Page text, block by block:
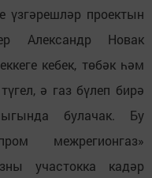
үзгәрешләр проектын
Александр Новак
кебек, төбәк һәм
ә газ бүлеп бирә
булачак. Бу
межрегионгаз»
участокка кадәр